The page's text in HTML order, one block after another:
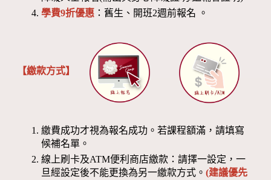
學費9折優惠 ：舊生、開班2週前報名 。
【繳款方式】
繳費成功才視為報名成功。若課程額滿，請填寫
候補名單。
線上刷卡及ATM便利商店繳款：請擇一設定，一
旦經設定後不能更換為另一繳款方式。(建議優先